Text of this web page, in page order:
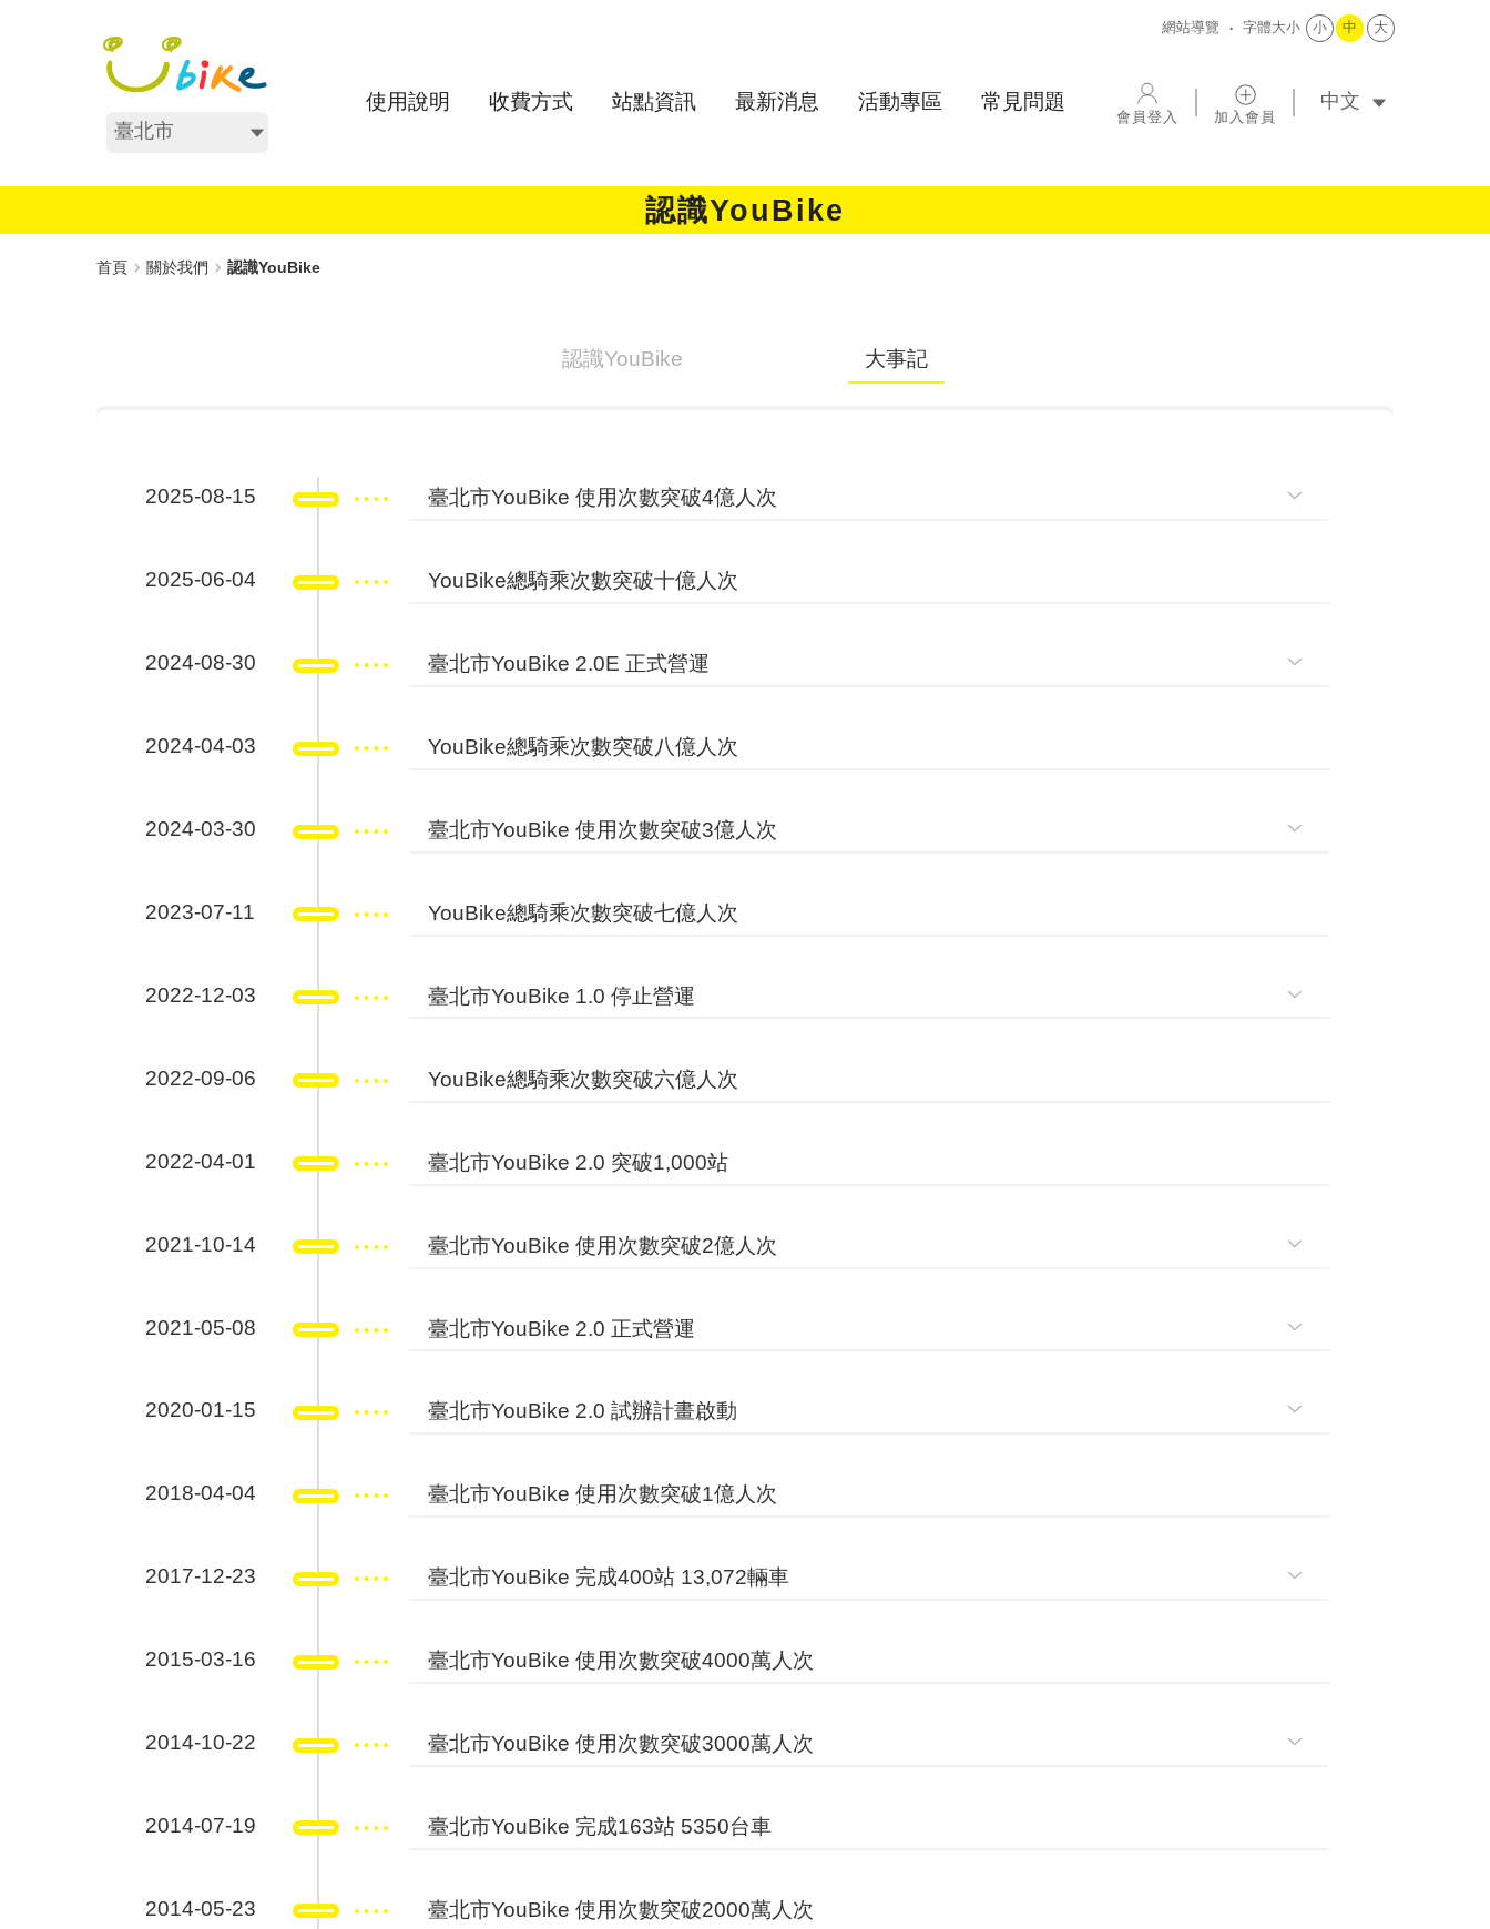
不分區
網站導覽 字體大小 小 中 大
使用說明 收費方式 站點資訊 最新消息 活動專區 常見問題 會員登入 加入會員
認識YouBike
首頁 關於我們 認識YouBike
認識YouBike 大事記
2025-08-15 臺北市YouBike 使用次數突破4億人次
2025-06-04 YouBike總騎乘次數突破十億人次
2024-08-30 臺北市YouBike 2.0E 正式營運
2024-04-03 YouBike總騎乘次數突破八億人次
2024-03-30 臺北市YouBike 使用次數突破3億人次
2023-07-11 YouBike總騎乘次數突破七億人次
2022-12-03 臺北市YouBike 1.0 停止營運
2022-09-06 YouBike總騎乘次數突破六億人次
2022-04-01 臺北市YouBike 2.0 突破1,000站
2021-10-14 臺北市YouBike 使用次數突破2億人次
2021-05-08 臺北市YouBike 2.0 正式營運
2020-01-15 臺北市YouBike 2.0 試辦計畫啟動
2018-04-04 臺北市YouBike 使用次數突破1億人次
2017-12-23 臺北市YouBike 完成400站 13,072輛車
2015-03-16 臺北市YouBike 使用次數突破4000萬人次
2014-10-22 臺北市YouBike 使用次數突破3000萬人次
2014-07-19 臺北市YouBike 完成163站 5350台車
2014-05-23 臺北市YouBike 使用次數突破2000萬人次